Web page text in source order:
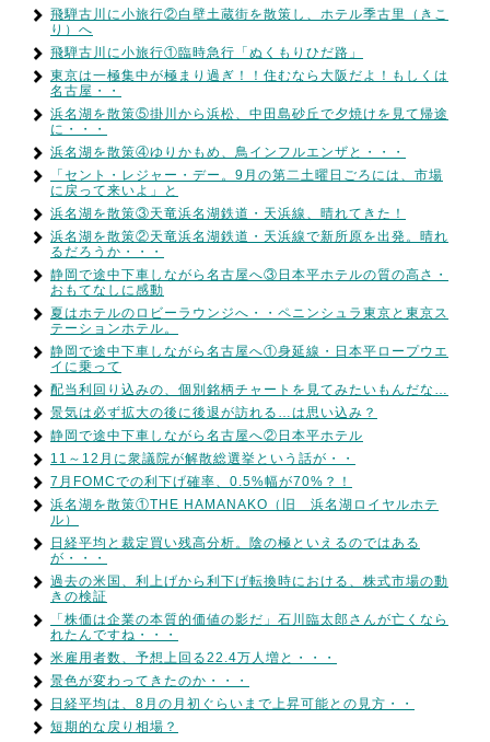
飛騨古川に小旅行②白壁土蔵街を散策し、ホテル季古里（きこ
り）へ
飛騨古川に小旅行①臨時急行「ぬくもりひだ路」
東京は一極集中が極まり過ぎ！！住むなら大阪だよ！もしくは
名古屋・・
浜名湖を散策⑤掛川から浜松、中田島砂丘で夕焼けを見て帰途
に・・・
浜名湖を散策④ゆりかもめ、鳥インフルエンザと・・・
「セント・レジャー・デー。9月の第二土曜日ごろには、市場
に戻って来いよ」と
浜名湖を散策③天竜浜名湖鉄道・天浜線、晴れてきた！
浜名湖を散策②天竜浜名湖鉄道・天浜線で新所原を出発。晴れ
るだろうか・・・
静岡で途中下車しながら名古屋へ③日本平ホテルの質の高さ・
おもてなしに感動
夏はホテルのロビーラウンジへ・・ペニンシュラ東京と東京ス
テーションホテル。
静岡で途中下車しながら名古屋へ①身延線・日本平ロープウエ
イに乗って
配当利回り込みの、個別銘柄チャートを見てみたいもんだな…
景気は必ず拡大の後に後退が訪れる…は思い込み？
静岡で途中下車しながら名古屋へ②日本平ホテル
11～12月に衆議院が解散総選挙という話が・・
7月FOMCでの利下げ確率、0.5%幅が70%？！
浜名湖を散策①THE HAMANAKO（旧 浜名湖ロイヤルホテ
ル）
日経平均と裁定買い残高分析。陰の極といえるのではある
が・・・
過去の米国、利上げから利下げ転換時における、株式市場の動
きの検証
「株価は企業の本質的価値の影だ」石川臨太郎さんが亡くなら
れたんですね・・・
米雇用者数、予想上回る22.4万人増と・・・
景色が変わってきたのか・・・
日経平均は、8月の月初ぐらいまで上昇可能との見方・・
短期的な戻り相場？